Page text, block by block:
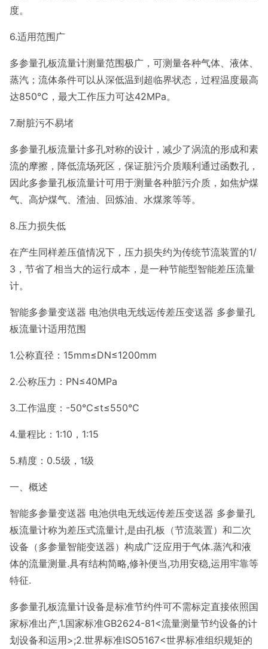
度。
6.适用范围广
多参量孔板流量计测量范围极广，可测量各种气体、液体、
蒸汽；流体条件可以从深低温到超临界状态，过程温度最高
达850℃，最大工作压力可达42MPa。
7.耐脏污不易堵
多参量孔板流量计多孔对称的设计，减少了涡流的形成和素
流的摩擦，降低流场死区，保证脏污介质顺利通过函数孔，
因此多参量孔板流量计可用于测量各种脏污介质，如焦炉煤
气、高炉煤气、渣油、回炼油、水煤浆等等。
8.压力损失低
在产生同样差压值情况下，压力损失约为传统节流装置的1/
3，节省了相当大的运行成本，是一种节能型智能差压流量
计。
智能多参量变送器 电池供电无线远传差压变送器 多参量孔
板流量计适用范围
1.公称直径：15mm≤DN≤1200mm
2.公称压力：PN≤40MPa
3.工作温度：-50℃≤t≤550℃
4.量程比：1:10，1:15
5.精度：0.5级，1级
一、概述
智能多参量变送器 电池供电无线远传差压变送器 多参量孔
板流量计称为差压式流量计,是由孔板（节流装置）和二次
设备（多参量智能变送器）构成广泛应用于气体.蒸汽和液
体的流量测量.具有结构简略,修补便当,功用安稳,运用牢靠等
特征.
多参量孔板流量计设备是标准节约件可不需标定直接依照国
家标准出产,1.国家标准GB2624-81<流量测量节约设备的计
划设备和运用>;2.世界标准ISO5167<世界标准组织规矩的